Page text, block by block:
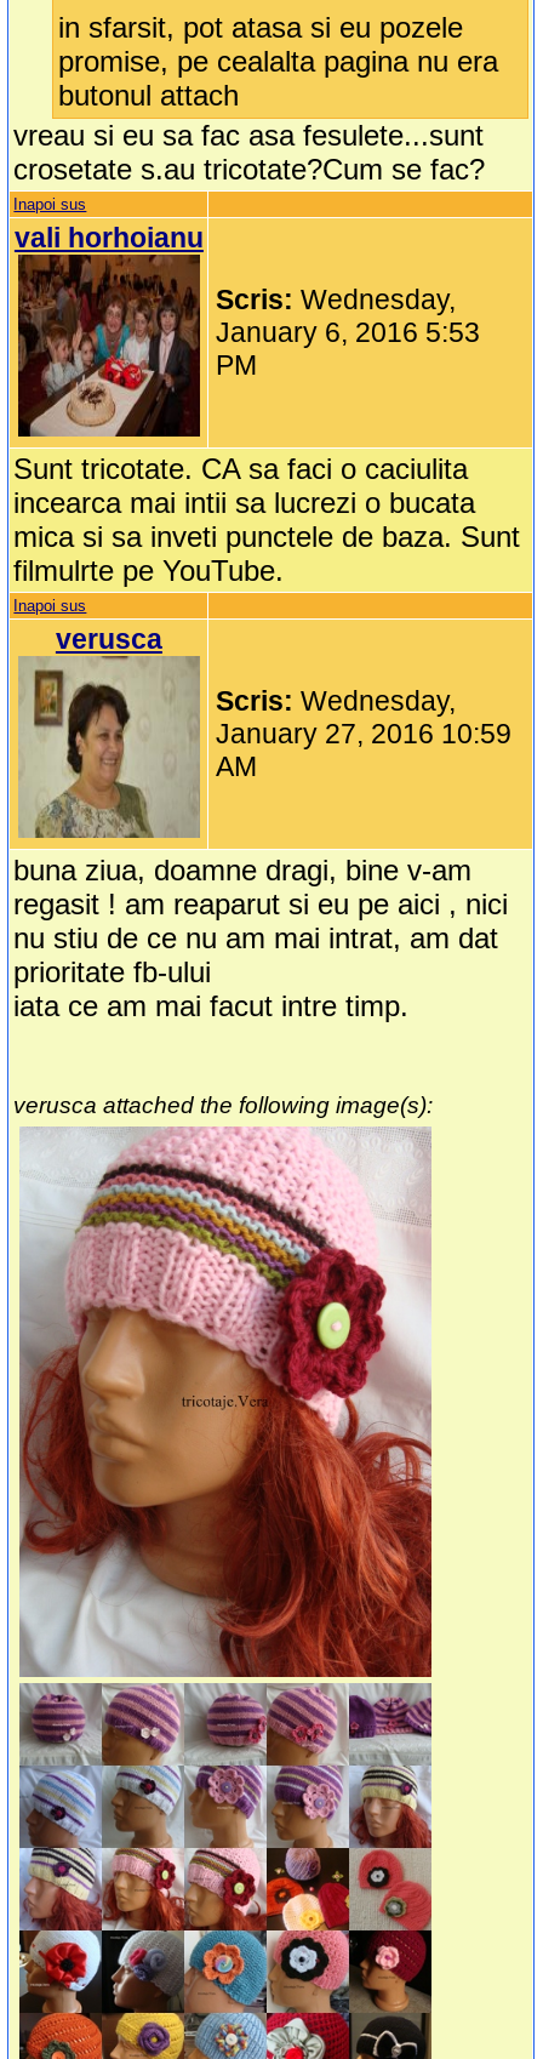
in sfarsit, pot atasa si eu pozele
promise, pe cealalta pagina nu era
butonul attach
vreau si eu sa fac asa fesulete...sunt
crosetate s.au tricotate?Cum se fac?
Inapoi sus
vali horhoianu
Scris:Wednesday,
January 6, 2016 5:53
PM
Sunt tricotate. CA sa faci o caciulita
incearca mai intii sa lucrezi o bucata
mica si sa inveti punctele de baza. Sunt
filmulrte pe YouTube.
Inapoi sus
verusca
Scris:Wednesday,
January 27, 2016 10:59
AM
buna ziua, doamne dragi, bine v-am
regasit ! am reaparut si eu pe aici , nici
nu stiu de ce nu am mai intrat, am dat
prioritate fb-ului
iata ce am mai facut intre timp.
verusca attached the following image(s):